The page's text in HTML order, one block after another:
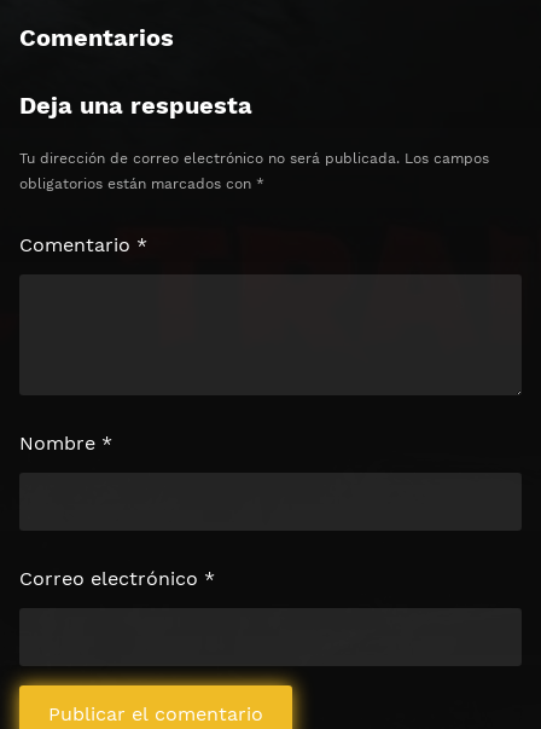
⏰ El acceso expira en 1 hora
Comentarios
Deja una respuesta
Tu dirección de correo electrónico no será publicada. Los campos
obligatorios están marcados con *
Comentario *
Nombre *
Correo electrónico *